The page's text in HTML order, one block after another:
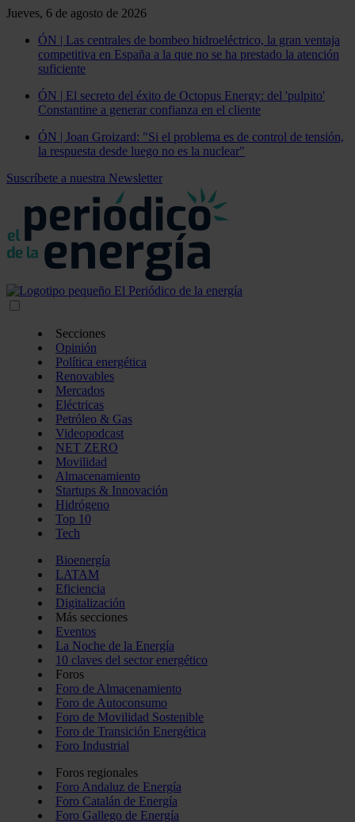
Jueves, 6 de agosto de 2026
ÓN | Las centrales de bombeo hidroeléctrico, la gran ventaja
competitiva en España a la que no se ha prestado la atención
suficiente
ÓN | El secreto del éxito de Octopus Energy: del 'pulpito'
Constantine a generar confianza en el cliente
ÓN | Joan Groizard: "Si el problema es de control de tensión,
la respuesta desde luego no es la nuclear"
Suscríbete a nuestra Newsletter
Secciones
Opinión
Política energética
Renovables
Mercados
Eléctricas
Petróleo & Gas
Videopodcast
NET ZERO
Movilidad
Almacenamiento
Startups & Innovación
Hidrógeno
Top 10
Tech
Bioenergía
LATAM
Eficiencia
Digitalización
Más secciones
Eventos
La Noche de la Energía
10 claves del sector energético
Foros
Foro de Almacenamiento
Foro de Autoconsumo
Foro de Movilidad Sostenible
Foro de Transición Energética
Foro Industrial
Foros regionales
Foro Andaluz de Energía
Foro Catalán de Energía
Foro Gallego de Energía